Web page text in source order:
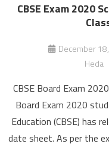
CBSE Exam 2020
December
Heda
CBSE Board Exam
Board Exam 2020
Education (CBSE) has
date sheet. As per the